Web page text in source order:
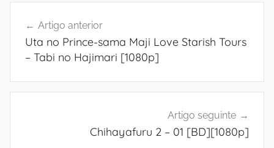
de
artigos
Artigo anterior
Uta no Prince-sama Maji Love Starish Tours
– Tabi no Hajimari [1080p]
Artigo seguinte
Chihayafuru 2 – 01 [BD][1080p]